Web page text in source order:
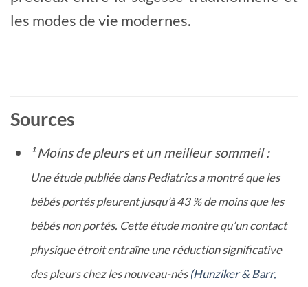
les modes de vie modernes.
Sources
¹ Moins de pleurs et un meilleur sommeil :
Une étude publiée dans Pediatrics a montré que les
bébés portés pleurent jusqu’à 43 % de moins que les
bébés non portés. Cette étude montre qu’un contact
physique étroit entraîne une réduction significative
des pleurs chez les nouveau-nés (Hunziker & Barr,